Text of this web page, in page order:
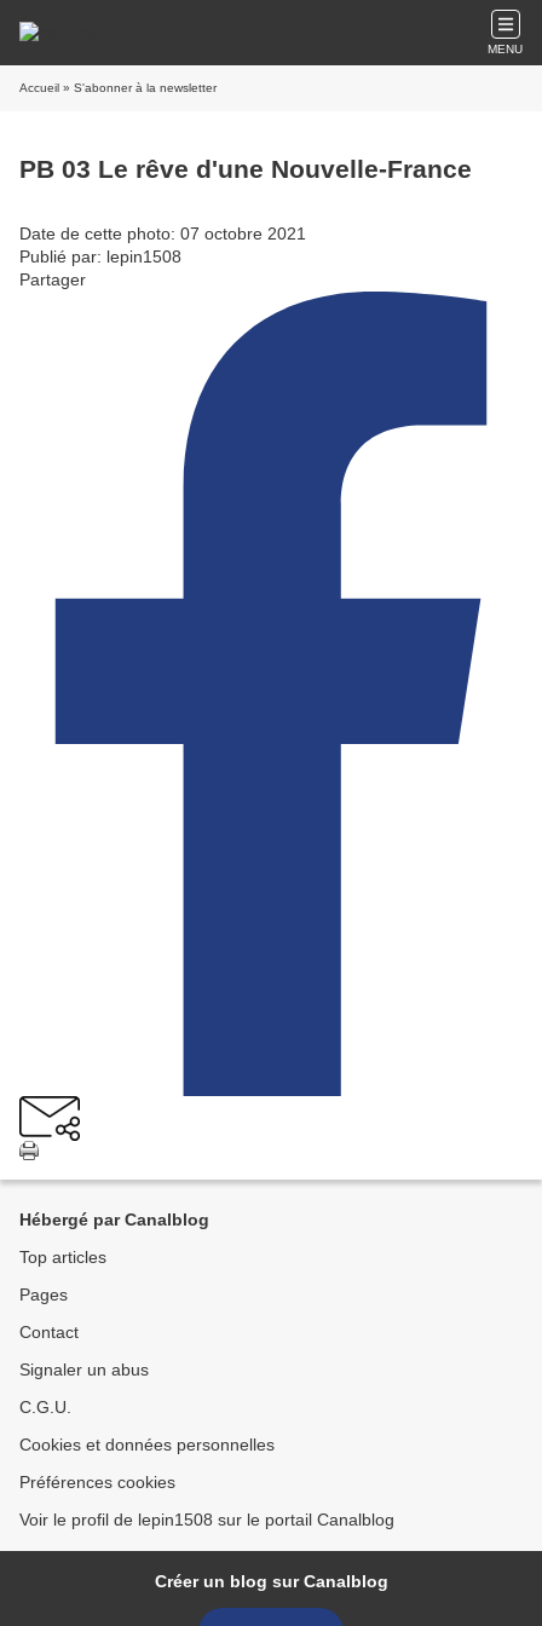
MENU
Accueil » S'abonner à la newsletter
PB 03 Le rêve d'une Nouvelle-France
Date de cette photo: 07 octobre 2021
Publié par: lepin1508
Partager
Hébergé par Canalblog
Top articles
Pages
Contact
Signaler un abus
C.G.U.
Cookies et données personnelles
Préférences cookies
Voir le profil de lepin1508 sur le portail Canalblog
Créer un blog sur Canalblog